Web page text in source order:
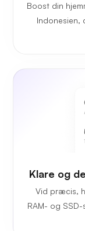
Boost din
Indonesien,
Klare og
Vid præcis,
RAM- og